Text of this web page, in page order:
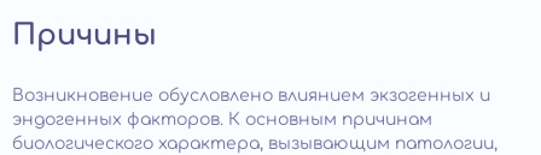
Причины
Возникновение обусловлено влиянием экзогенных и
эндогенных факторов. К основным причинам
биологического характера, вызывающим патологии,